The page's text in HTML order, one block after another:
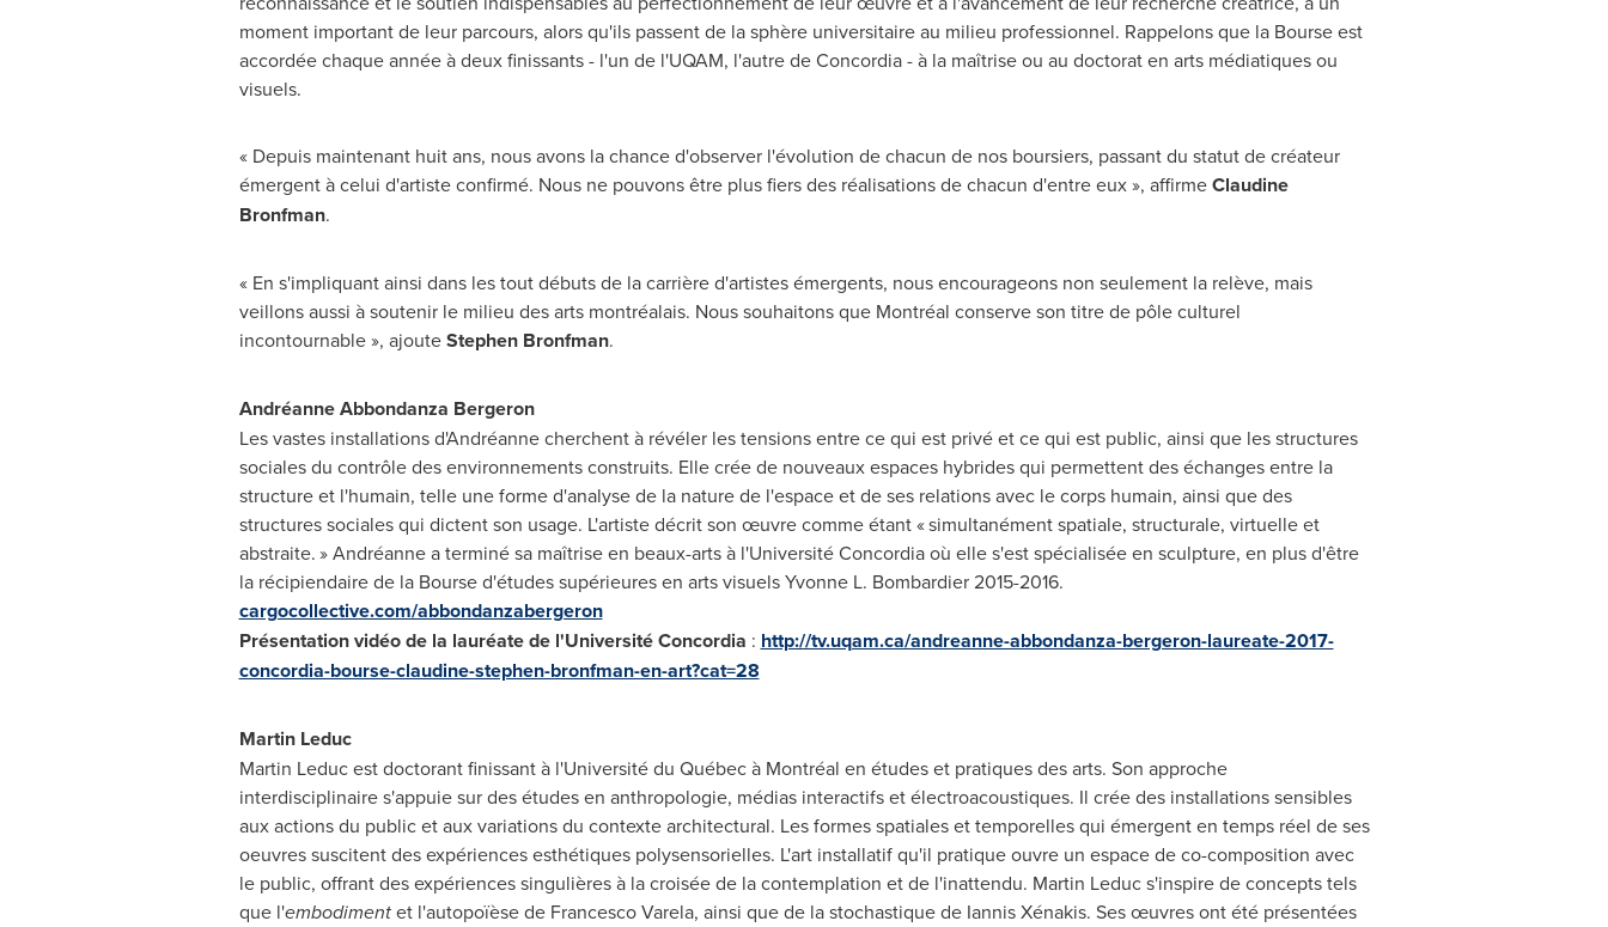
moment important de leur parcours, alors qu'ils passent de la sphère universitaire au milieu professionnel. Rappelons que la Bourse est
accordée chaque année à deux finissants - l'un de l'UQAM, l'autre de Concordia - à la maîtrise ou au doctorat en arts médiatiques ou
visuels.
« Depuis maintenant huit ans, nous avons la chance d'observer l'évolution de chacun de nos boursiers, passant du statut de créateur
émergent à celui d'artiste confirmé. Nous ne pouvons être plus fiers des réalisations de chacun d'entre eux », affirmeClaudine
Bronfman.
« En s'impliquant ainsi dans les tout débuts de la carrière d'artistes émergents, nous encourageons non seulement la relève, mais
veillons aussi à soutenir le milieu des arts montréalais. Nous souhaitons que Montréal conserve son titre de pôle culturel
incontournable », ajouteStephen Bronfman.
Andréanne Abbondanza Bergeron
Les vastes installations d'Andréanne cherchent à révéler les tensions entre ce qui est privé et ce qui est public, ainsi que les structures
sociales du contrôle des environnements construits. Elle crée de nouveaux espaces hybrides qui permettent des échanges entre la
structure et l'humain, telle une forme d'analyse de la nature de l'espace et de ses relations avec le corps humain, ainsi que des
structures sociales qui dictent son usage. L'artiste décrit son œuvre comme étant « simultanément spatiale, structurale, virtuelle et
abstraite. » Andréanne a terminé sa maîtrise en beaux-arts à l'Université Concordia où elle s'est spécialisée en sculpture, en plus d'être
la récipiendaire de la Bourse d'études supérieures en arts visuelsYvonne L. Bombardier2015-2016.
cargocollective.com/abbondanzabergeron
Présentation vidéo de la lauréate de l'Université Concordia : http://tv.uqam.ca/andreanne-abbondanza-bergeron-laureate-2017-
concordia-bourse-claudine-stephen-bronfman-en-art?cat=28
Martin Leduc
Martin Leducest doctorant finissant à l'Université du Québec à Montréal en études et pratiques des arts. Son approche
interdisciplinaire s'appuie sur des études en anthropologie, médias interactifs et électroacoustiques. Il crée des installations sensibles
aux actions du public et aux variations du contexte architectural. Les formes spatiales et temporelles qui émergent en temps réel de ses
oeuvres suscitent des expériences esthétiques polysensorielles. L'art installatif qu'il pratique ouvre un espace de co-composition avec
le public, offrant des expériences singulières à la croisée de la contemplation et de l'inattendu. Martin Leducs'inspire de concepts tels
que l'embodimentet l'autopoïèse de Francesco Varela, ainsi que de la stochastique de Iannis Xénakis. Ses œuvres ont été présentées